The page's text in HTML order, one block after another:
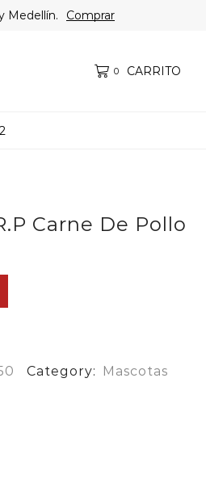
Medellín. Comprar
0 CARRITO
Carne De Pollo
Category: Mascotas